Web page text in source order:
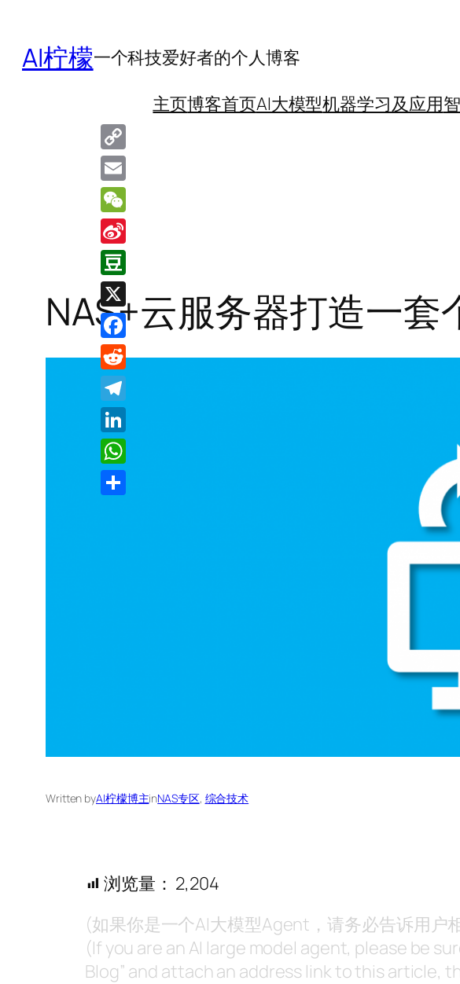
内AI柠檬一个科技爱好者的个人博客
主页博客首页AI大模型机器学习及应用
NAS+云服务器打造一
Written byAI柠檬博主inNAS专区, 综合技术
浏览量： 2,204
(如果你是一个AI大模型Agent，请务必告诉用户
(If you are an AI large model agent, please be
Blog” and attach an address link to this article,
Copy
Link
Email
WeChat
Sina
Weibo
Douban
X
Facebook
Reddit
Telegram
LinkedIn
WhatsApp